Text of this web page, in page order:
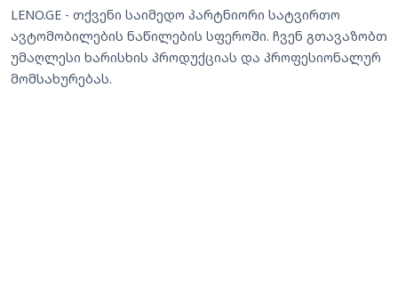
LENO.GE - თქვენი საიმედო პარტნიორი სატვირთო
ავტომობილების ნაწილების სფეროში. ჩვენ გთავაზობთ
უმაღლესი ხარისხის პროდუქციას და პროფესიონალურ
მომსახურებას.